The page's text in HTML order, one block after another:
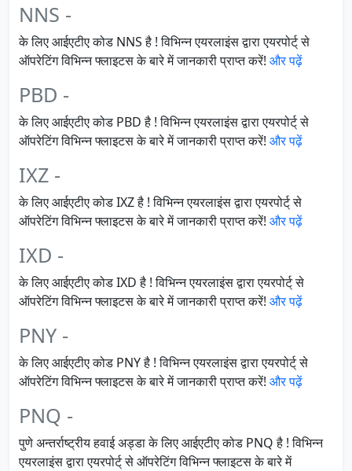
NNS -
के लिए आईएटीए कोड NNS है ! विभिन्न एयरलाइंस द्वारा एयरपोर्ट् से
ऑपरेटिंग विभिन्न फ्लाइटस के बारे में जानकारी प्राप्त करें! और पढ़ें
PBD -
के लिए आईएटीए कोड PBD है ! विभिन्न एयरलाइंस द्वारा एयरपोर्ट् से
ऑपरेटिंग विभिन्न फ्लाइटस के बारे में जानकारी प्राप्त करें! और पढ़ें
IXZ -
के लिए आईएटीए कोड IXZ है ! विभिन्न एयरलाइंस द्वारा एयरपोर्ट् से
ऑपरेटिंग विभिन्न फ्लाइटस के बारे में जानकारी प्राप्त करें! और पढ़ें
IXD -
के लिए आईएटीए कोड IXD है ! विभिन्न एयरलाइंस द्वारा एयरपोर्ट् से
ऑपरेटिंग विभिन्न फ्लाइटस के बारे में जानकारी प्राप्त करें! और पढ़ें
PNY -
के लिए आईएटीए कोड PNY है ! विभिन्न एयरलाइंस द्वारा एयरपोर्ट् से
ऑपरेटिंग विभिन्न फ्लाइटस के बारे में जानकारी प्राप्त करें! और पढ़ें
PNQ -
पुणे अन्तर्राष्ट्रीय हवाई अड्डा के लिए आईएटीए कोड PNQ है ! विभिन्न
एयरलाइंस द्वारा एयरपोर्ट् से ऑपरेटिंग विभिन्न फ्लाइटस के बारे में